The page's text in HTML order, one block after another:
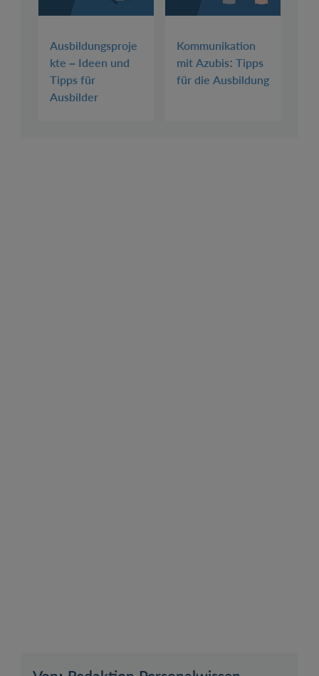
Ausbildungsproje
kte – Ideen und
Tipps für
Ausbilder
Kommunikation
mit Azubis: Tipps
für die Ausbildung